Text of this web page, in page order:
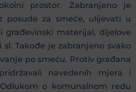
prostor. Zabranjeno je
posude za smeće, ulijevati u
građevinski materijal, dijelove
Takođe je zabranjeno svako
po smeću. Protiv građana
navedenih mjera i
o komunalnom redu